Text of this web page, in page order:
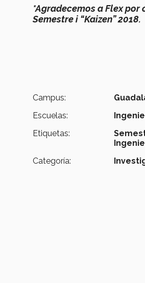
*Agradecemos a Flex
Semestre i “Kaizen” 2018.
Campus:
Escuelas:
Etiquetas:
Categoría: